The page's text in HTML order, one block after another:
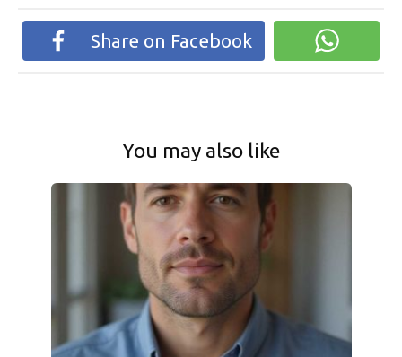
Share on Facebook
You may also like